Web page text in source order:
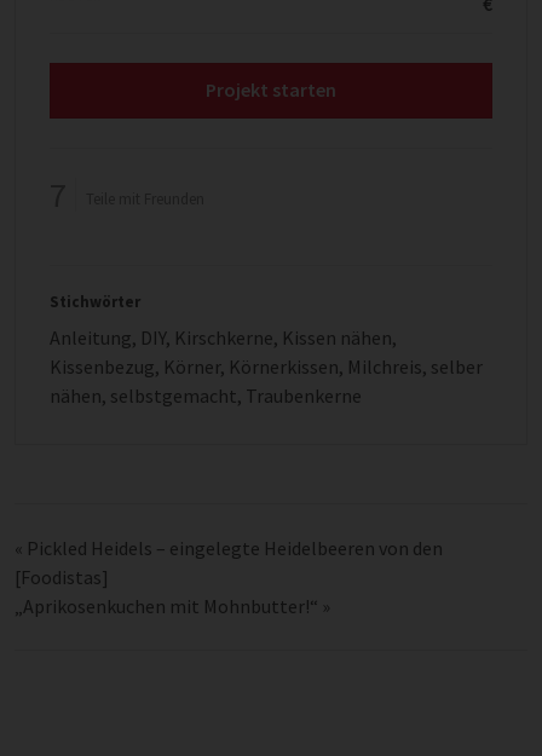
Projekt starten
Stichwörter
Anleitung, DIY, Kirschkerne, Kissen nähen,
Kissenbezug, Körner, Körnerkissen, Milchreis, selber
nähen, selbstgemacht, Traubenkerne
« Pickled Heidels – eingelegte Heidelbeeren von den
[Foodistas]
„Aprikosenkuchen mit Mohnbutter!“ »